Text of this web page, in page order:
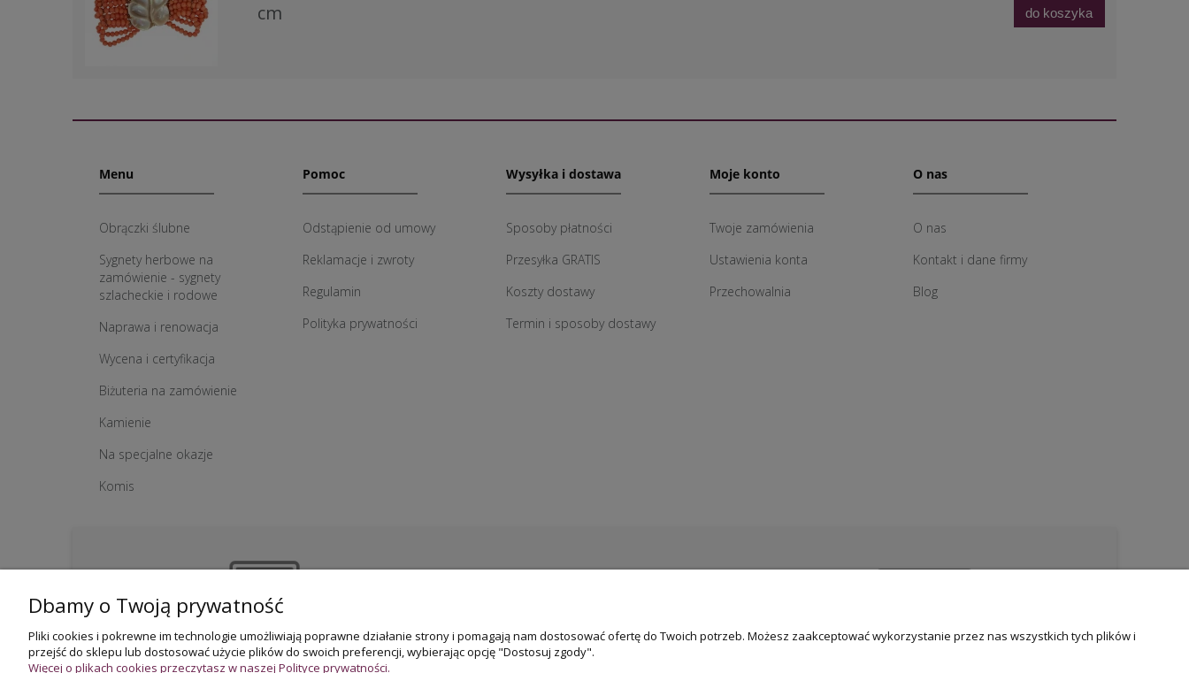
cm
do koszyka
Menu
Obrączki ślubne
Sygnety herbowe na
zamówienie - sygnety
szlacheckie i rodowe
Naprawa i renowacja
Wycena i certyfikacja
Biżuteria na zamówienie
Kamienie
Na specjalne okazje
Komis
Pomoc
Odstąpienie od umowy
Reklamacje i zwroty
Regulamin
Polityka prywatności
Wysyłka i dostawa
Sposoby płatności
Przesyłka GRATIS
Koszty dostawy
Termin i sposoby dostawy
Moje konto
Twoje zamówienia
Ustawienia konta
Przechowalnia
O nas
O nas
Kontakt i dane firmy
Blog
Dbamy o Twoją prywatność
Pliki cookies i pokrewne im technologie umożliwiają poprawne działanie strony i pomagają nam dostosować ofertę do Twoich potrzeb. Możesz zaakceptować wykorzystanie przez nas wszystkich tych plików i
przejść do sklepu lub dostosować użycie plików do swoich preferencji, wybierając opcję "Dostosuj zgody".
Więcej o plikach cookies przeczytasz w naszej Polityce prywatności.